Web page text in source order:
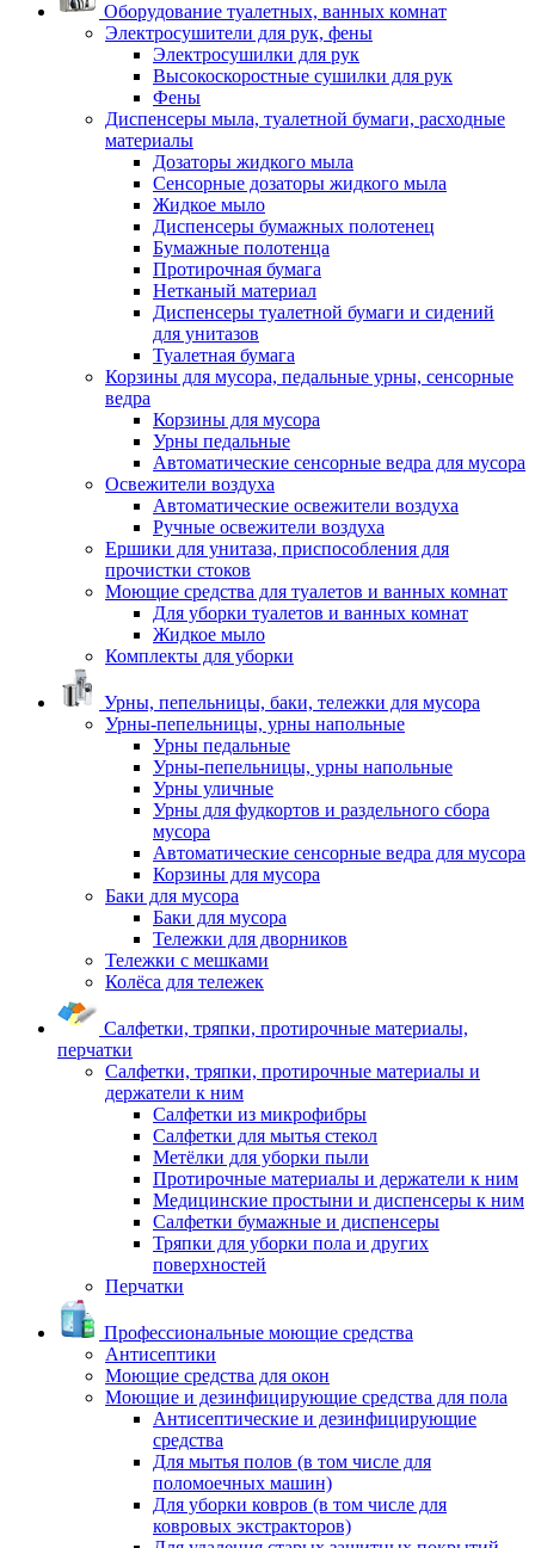
Оборудование туалетных, ванных комнат
Электросушители для рук, фены
Электросушилки для рук
Высокоскоростные сушилки для рук
Фены
Диспенсеры мыла, туалетной бумаги, расходные
материалы
Дозаторы жидкого мыла
Сенсорные дозаторы жидкого мыла
Жидкое мыло
Диспенсеры бумажных полотенец
Бумажные полотенца
Протирочная бумага
Нетканый материал
Диспенсеры туалетной бумаги и сидений
для унитазов
Туалетная бумага
Корзины для мусора, педальные урны, сенсорные
ведра
Корзины для мусора
Урны педальные
Автоматические сенсорные ведра для мусора
Освежители воздуха
Автоматические освежители воздуха
Ручные освежители воздуха
Ершики для унитаза, приспособления для
прочистки стоков
Моющие средства для туалетов и ванных комнат
Для уборки туалетов и ванных комнат
Жидкое мыло
Комплекты для уборки
Урны, пепельницы, баки, тележки для мусора
Урны-пепельницы, урны напольные
Урны педальные
Урны-пепельницы, урны напольные
Урны уличные
Урны для фудкортов и раздельного сбора
мусора
Автоматические сенсорные ведра для мусора
Корзины для мусора
Баки для мусора
Баки для мусора
Тележки для дворников
Тележки с мешками
Колёса для тележек
Салфетки, тряпки, протирочные материалы,
перчатки
Салфетки, тряпки, протирочные материалы и
держатели к ним
Салфетки из микрофибры
Салфетки для мытья стекол
Метёлки для уборки пыли
Протирочные материалы и держатели к ним
Медицинские простыни и диспенсеры к ним
Салфетки бумажные и диспенсеры
Тряпки для уборки пола и других
поверхностей
Перчатки
Профессиональные моющие средства
Антисептики
Моющие средства для окон
Моющие и дезинфицирующие средства для пола
Антисептические и дезинфицирующие
средства
Для мытья полов (в том числе для
поломоечных машин)
Для уборки ковров (в том числе для
ковровых экстракторов)